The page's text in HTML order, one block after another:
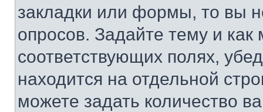
закладки или формы, то вы
опросов. Задайте тему и
соответствующих полях,
находится на отдельной
можете задать количество